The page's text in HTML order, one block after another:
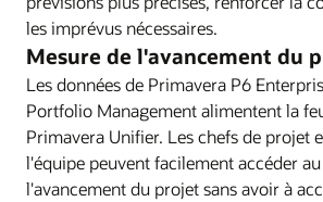
les imprévus nécessaires.
Mesure de l'avancement du
Les données de Primavera P6
Portfolio Management alimentent la
Primavera Unifier. Les chefs de projet
l'équipe peuvent facilement accéder
l'avancement du projet sans avoir à